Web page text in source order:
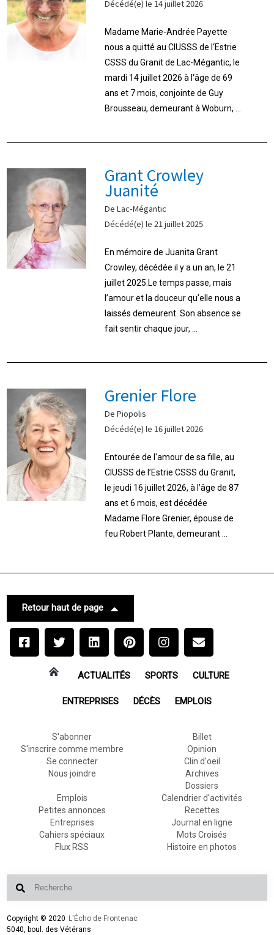
Décédé(e) le 14 juillet 2026
Madame Marie-Andrée Payette
nous a quitté au CIUSSS de l‘Estrie
CSSS du Granit de Lac-Mégantic, le
mardi 14 juillet 2026 à l‘âge de 69
ans et 7 mois, conjointe de Guy
Brousseau, demeurant à Woburn, ...
Grant Crowley
Juanité
De Lac-Mégantic
Décédé(e) le 21 juillet 2025
En mémoire de Juanita Grant
Crowley, décédée il y a un an, le 21
juillet 2025.Le temps passe, mais
l’amour et la douceur qu’elle nous a
laissés demeurent. Son absence se
fait sentir chaque jour, ...
Grenier Flore
De Piopolis
Décédé(e) le 16 juillet 2026
Entourée de l'amour de sa fille, au
CIUSSS de l’Estrie CSSS du Granit,
le jeudi 16 juillet 2026, à l’âge de 87
ans et 6 mois, est décédée
Madame Flore Grenier, épouse de
feu Robert Plante, demeurant ...
Retour haut de page
ACTUALITÉS SPORTS CULTURE
ENTREPRISES DÉCÈS EMPLOIS
S'abonner
S'inscrire comme membre
Se connecter
Nous joindre
Billet
Opinion
Clin d'oeil
Archives
Dossiers
Emplois
Petites annonces
Entreprises
Cahiers spéciaux
Flux RSS
Calendrier d'activités
Recettes
Journal en ligne
Mots Croisés
Histoire en photos
Copyright © 2020 L'Écho de Frontenac
5040, boul. des Vétérans